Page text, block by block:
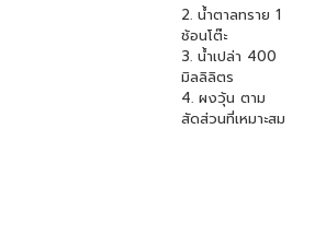
2. น้ำตาลทราย 1
ช้อนโต๊ะ
3. น้ำเปล่า 400
มิลลิลิตร
4. ผงวุ้น ตาม
สัดส่วนที่เหมาะสม